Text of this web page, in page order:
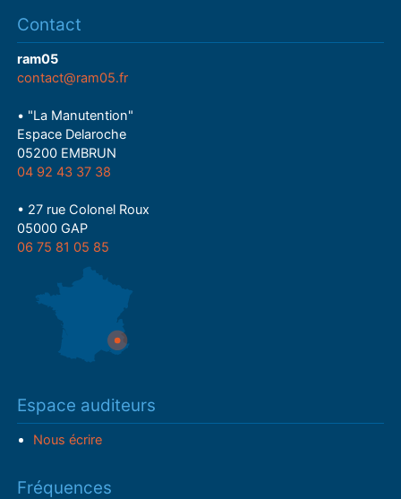
Contact
ram05
contact@ram05.fr
• "La Manutention"
Espace Delaroche
05200 EMBRUN
04 92 43 37 38
• 27 rue Colonel Roux
05000 GAP
06 75 81 05 85
Espace auditeurs
Nous écrire
Fréquences